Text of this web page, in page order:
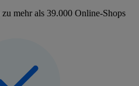
mehr als 39.000 Online-Shops